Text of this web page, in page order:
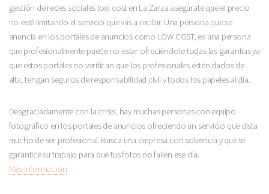
gestión de redes sociales low cost en La Zarza asegúrate que el precio
no esté limitando el servicio que vas a recibir. Una persona que se
anuncia en los portales de anuncios como LOW COST, es una persona
que profesionalmente puede no estar ofreciéndote todas las garantías ya
que estos portales no verifican que los profesionales estén dados de
alta, tengan seguros de responsabilidad civil y todos los papeles al día.
Desgraciadamente con la crisis, hay muchas personas con equipo
fotográfico en los portales de anuncios ofreciendo un servicio que dista
mucho de ser profesional. Busca una empresa con solvencia y que te
garantice su trabajo para que tus fotos no fallen ese día.
Más Información